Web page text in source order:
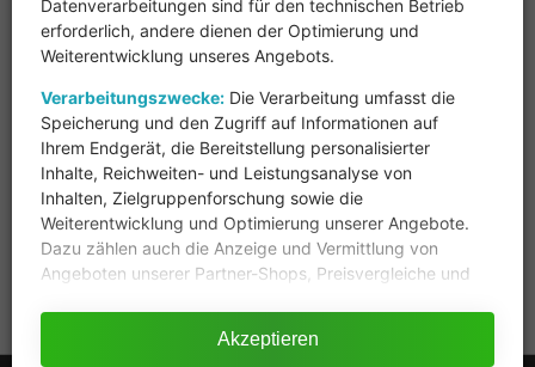
COMMUNITY
Community Hall of Fame Offene Fragen
VERMARKTUNG
Kontakt
ÜBER PREISGENAU
als 9.000 Online-Shops zum Vergleich.
Datenverarbeitungen sind für den technischen Betrieb
erforderlich, andere dienen der Optimierung und
Weiterentwicklung unseres Angebots.
Verarbeitungszwecke: Die Verarbeitung umfasst die
Speicherung und den Zugriff auf Informationen auf
Ihrem Endgerät, die Bereitstellung personalisierter
Inhalte, Reichweiten- und Leistungsanalyse von
Inhalten, Zielgruppenforschung sowie die
Weiterentwicklung und Optimierung unserer Angebote.
Dazu zählen auch die Anzeige und Vermittlung von
Angeboten unserer Partner-Shops, Preisvergleiche und
Akzeptieren